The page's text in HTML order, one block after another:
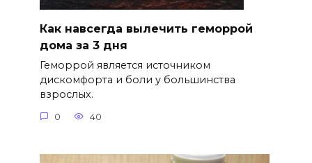
Как навсегда вылечить геморрой
дома за 3 дня
Геморрой является источником
дискомфорта и боли у большинства
взрослых.
0 40